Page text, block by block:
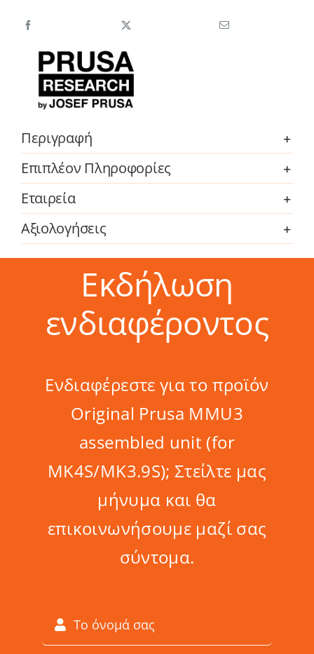
MK4S/MK3.9S)
ποσότητα
Περιγραφή
Επιπλέον Πληροφορίες
Εταιρεία
Αξιολογήσεις
Εκδήλωση
ενδιαφέροντος
Ενδιαφέρεστε για το προϊόν
Original Prusa MMU3
assembled unit (for
MK4S/MK3.9S); Στείλτε μας
μήνυμα και θα
επικοινωνήσουμε μαζί σας
σύντομα.